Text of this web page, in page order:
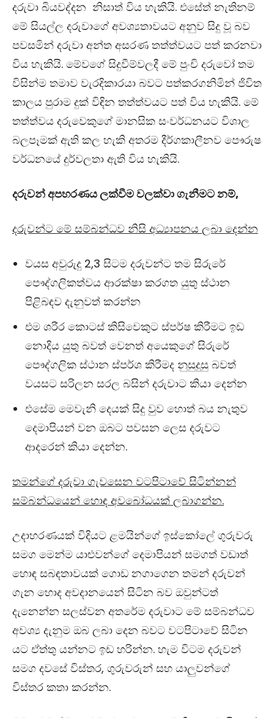
දරුවා බියවද්දන නිසාත් විය හැකියි. එසේත් නැතිනම්
මේ සියල්ල දරුවාගේ අවශ්‍යතාවයට අනුව සිදු වූ බව
පවසමින් දරුවා අන්ත අසරණ තත්ත්වයට පත් කරනවා
විය හැකියි. මේවගේ සිදුවීම්වලදී මේ පුංචි දරුවෝ තම
විසින්ම තමාව වැරදිකාරයා බවට පත්කරගනිමින් ජිවිත
කාලය පුරාම දුක් විඳින තත්ත්වයට පත් විය හැකියි. මේ
තත්ත්වය දරුවෙකුගේ මානසික සංවර්ධනයට විශාල
බලපෑමක් ඇති කල හැකි අතරම දීර්ගකාලීනව පෞරුෂ
වර්ධනයේ දුර්වලතා ඇති විය හැකියි.
දරුවන් අපහරණය ලක්වීම වලක්වා ගැනීමට නම්,
දරුවන්ට මේ සම්බන්ධව නිසි අධ්‍යාපනය ලබා දෙන්න
වයස අවුරුදු 2,3 සිටම දරුවන්ට තම සිරුරේ
පෞද්ගලිකත්වය ආරක්ෂා කරගත යුතු ස්ථාන
පිළිබඳව දැනුවත් කරන්න
එම ශරීර කොටස් කිසිවෙකුට ස්පර්ෂ කිරීමට ඉඩ
නොදිය යුතු බවත් වෙනත් අයෙකුගේ සිරුරේ
පෞද්ගලික ස්ථාන ස්පර්ශ කිරීමද නුසුදුසු බවත්
වයසට සරිලන සරල බසින් දරුවාට කියා දෙන්න
එසේම මෙවැනි දෙයක් සිදු වුව හොත් බය නැතුව
දෙමාපියන් වන ඔබට පවසන ලෙස දරුවට
ආදරෙන් කියා දෙන්න.
තමන්ගේ දරුවා ගැවසෙන වටපිටාවේ සිටින්නන්
සම්බන්ධයෙන් හොඳ අවබෝධයක් ලබාගන්න.
උදාහරණයක් විදියට ළමයින්ගේ ඉස්කෝලේ ගුරුවරු
සමග මෙන්ම යාළුවන්ගේ දෙමාපියන් සමගත් වඩාත්
හොඳ සබඳතාවයක් ගොඩ නගාගෙන තමන් දරුවන්
ගැන හොද අවදානයෙන් සිටින බව ඔවුන්ටත්
දැනෙන්න සලස්වන අතරේම දරුවාට මේ සම්බන්ධව
අවශ්‍ය දැනුම ඔබ ලබා දෙන බවට වටපිටාවේ සිටින
යට ඒත්තු යන්නට ඉඩ හරින්න. හැම විටම දරුවන්
සමග දවසේ විස්තර, ගුරුවරුන් සහ යාලුවන්ගේ
විස්තර කතා කරන්න.